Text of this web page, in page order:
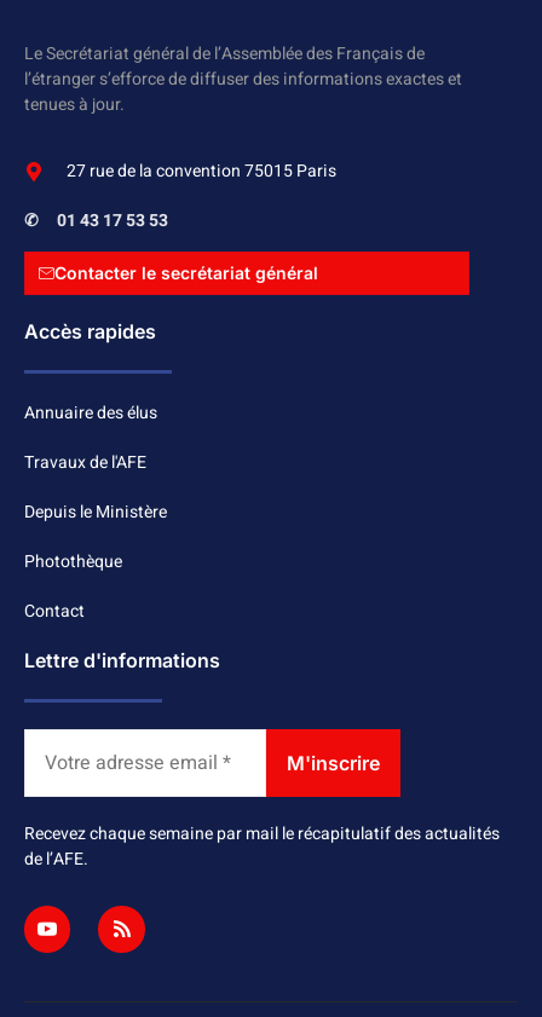
Le Secrétariat général de l’Assemblée des Français de
l’étranger s’efforce de diffuser des informations exactes et
tenues à jour.
27 rue de la convention 75015 Paris
✆ 01 43 17 53 53
Contacter le secrétariat général
Accès rapides
Annuaire des élus
Travaux de l'AFE
Depuis le Ministère
Photothèque
Contact
Lettre d'informations
Recevez chaque semaine par mail le récapitulatif des actualités
de l’AFE.